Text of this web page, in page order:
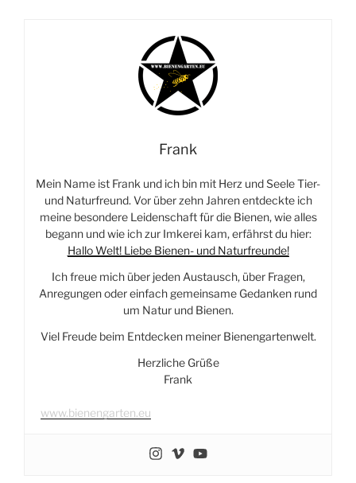
Frank
Mein Name ist Frank und ich bin mit Herz und Seele Tier-
und Naturfreund. Vor über zehn Jahren entdeckte ich
meine besondere Leidenschaft für die Bienen, wie alles
begann und wie ich zur Imkerei kam, erfährst du hier:
Hallo Welt! Liebe Bienen- und Naturfreunde!
Ich freue mich über jeden Austausch, über Fragen,
Anregungen oder einfach gemeinsame Gedanken rund
um Natur und Bienen.
Viel Freude beim Entdecken meiner Bienengartenwelt.
Herzliche Grüße
Frank
www.bienengarten.eu